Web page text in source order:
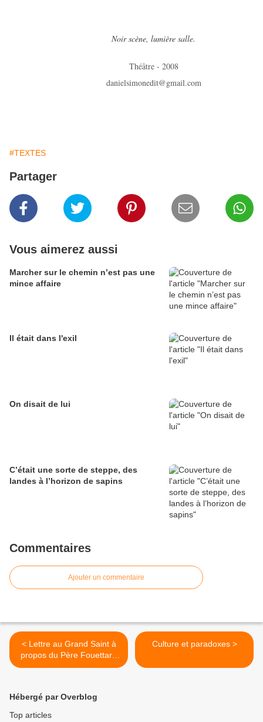
Noir scène, lumière salle.
Théâtre - 2008
danielsimonedit@gmail.com
#TEXTES
Partager
Vous aimerez aussi
Marcher sur le chemin n’est pas une
mince affaire
Il était dans l'exil
On disait de lui
C’était une sorte de steppe, des
landes à l’horizon de sapins
Commentaires
Ajouter un commentaire
< Lettre au Grand Saint à
propos du Père Fouettard
et autres questions qui
Culture et paradoxes >
Hébergé par Overblog
Top articles